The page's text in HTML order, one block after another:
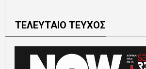
ΤΕΛΕΥΤΑΙΟ ΤΕΥΧΟΣ